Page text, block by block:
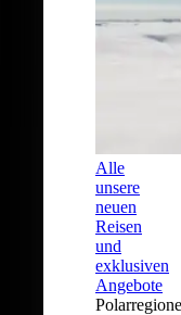
Alle
unsere
neuen
Reisen
und
exklusiven
Angebote